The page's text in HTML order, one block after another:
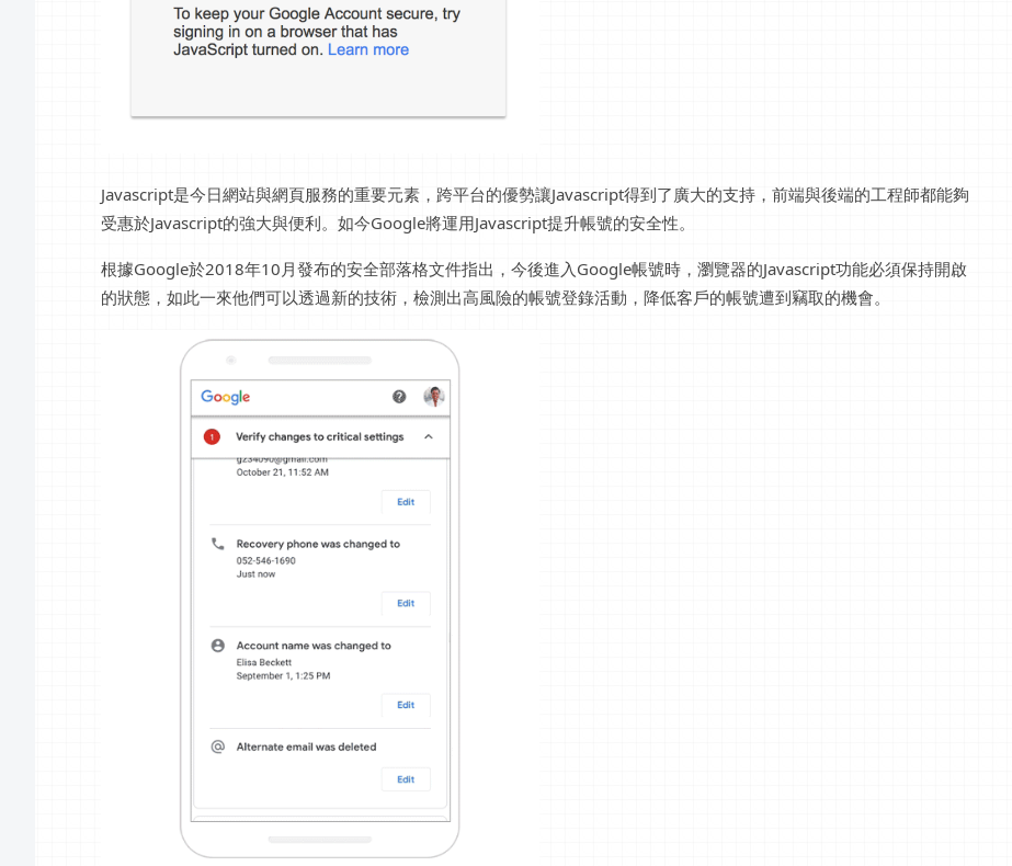
Javascript是今日網站與網頁服務的重要元素，跨平台的優勢讓Javascript得到了廣大的支持，前端與後端的工程師都能夠
受惠於Javascript的強大與便利。如今Google將運用Javascript提升帳號的安全性。
根據Google於2018年10月發布的安全部落格文件指出，今後進入Google帳號時，瀏覽器的Javascript功能必須保持開啟
的狀態，如此一來他們可以透過新的技術，檢測出高風險的帳號登錄活動，降低客戶的帳號遭到竊取的機會。